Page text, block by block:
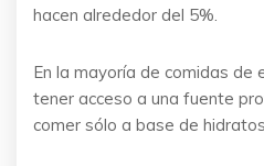
hacen alrededor del 5%.
En la mayoría de comidas
tener acceso a una fuente
comer sólo a base de